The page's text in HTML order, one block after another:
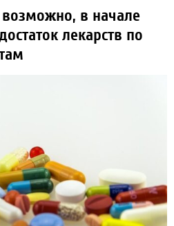
в начале
лекарств по